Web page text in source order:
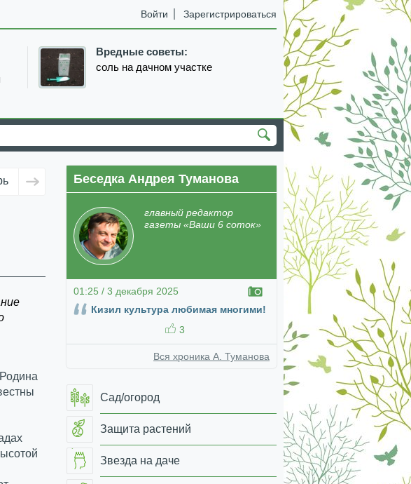
Войти Зарегистрироваться
Вредные советы:
соль на дачном участке
ноябрь декабрь январь февраль март апрель
Беседка Андрея Туманова
главный редактор
газеты «Ваши 6 соток»
01:25 / 3 декабря 2025
Кизил культура любимая многими!
3
Вся хроника А. Туманова
Сад/огород
Защита растений
Звезда на даче